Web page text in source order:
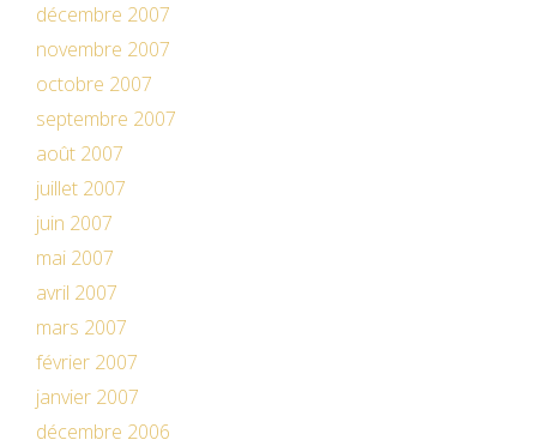
décembre 2007
novembre 2007
octobre 2007
septembre 2007
août 2007
juillet 2007
juin 2007
mai 2007
avril 2007
mars 2007
février 2007
janvier 2007
décembre 2006